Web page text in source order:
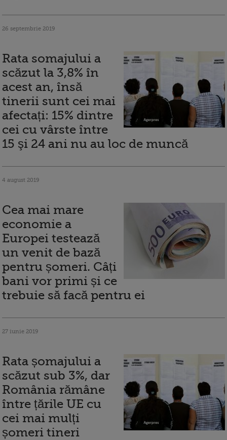
26 septembrie 2019
Rata somajului a
scăzut la 3,8% în
acest an, însă
tinerii sunt cei mai
afectați: 15% dintre
cei cu vârste între
15 şi 24 ani nu au loc de muncă
4 august 2019
Cea mai mare
economie a
Europei testează
un venit de bază
pentru șomeri. Câți
bani vor primi și ce
trebuie să facă pentru ei
27 iunie 2019
Rata șomajului a
scăzut sub 3%, dar
România rămâne
între țările UE cu
cei mai mulți
șomeri tineri